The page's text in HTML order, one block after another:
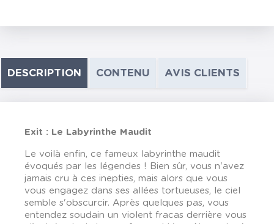
DESCRIPTION CONTENU AVIS CLIENTS
Exit : Le Labyrinthe Maudit
Le voilà enfin, ce fameux labyrinthe maudit
évoqués par les légendes ! Bien sûr, vous n'avez
jamais cru à ces inepties, mais alors que vous
vous engagez dans ses allées tortueuses, le ciel
semble s'obscurcir. Après quelques pas, vous
entendez soudain un violent fracas derrière vous